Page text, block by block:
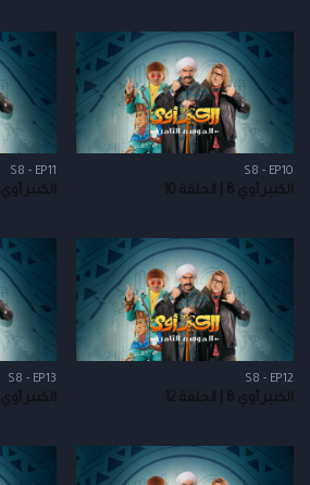
S8 - EP10
الكبير أوي 8 | الحلقة 10
S8 - EP11
الكبير أوي 8 | الحلقة 11
S8 - EP12
الكبير أوي 8 | الحلقة 12
S8 - EP13
الكبير أوي 8 | الحلقة 13